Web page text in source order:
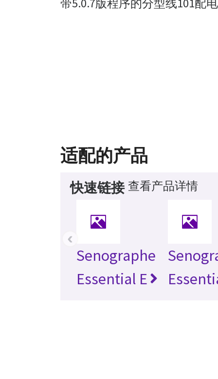
带5.0.7版程序的分型线101配
适配的产品
快速链接 查看产品详情
Senographe
Essential E
‹